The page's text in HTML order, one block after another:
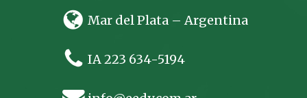
Mar del Plata – Argentina
IA 223 634-5194